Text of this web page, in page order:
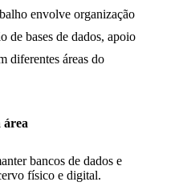
envolve organização
de bases de dados, apoio
diferentes áreas do
área
bancos de dados e
físico e digital.